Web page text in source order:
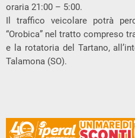
oraria 21:00 – 5:00.
Il traffico veicolare potrà
“Orobica” nel tratto compreso
e la rotatoria del Tartano,
Talamona (SO).